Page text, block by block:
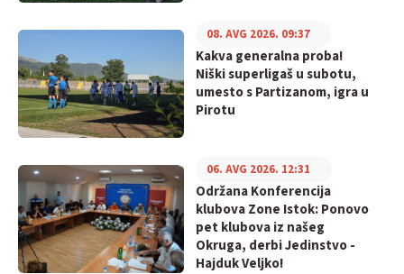
Kakva generalna proba!
Niški superligaš u subotu,
umesto s Partizanom, igra u
Pirotu
08. AVG 2026. 09:37
Održana Konferencija
klubova Zone Istok: Ponovo
pet klubova iz našeg
Okruga, derbi Jedinstvo -
Hajduk Veljko!
06. AVG 2026. 12:31